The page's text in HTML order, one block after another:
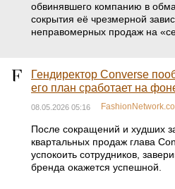
обвинявшего компанию в
сокрытия её чрезмерной
неправомерных продаж на
Гендиректор Converse
его план сработает на
08.05.2026 05:16
После сокращений и худших
квартальных продаж глава
успокоить сотрудников,
бренда окажется успешной.